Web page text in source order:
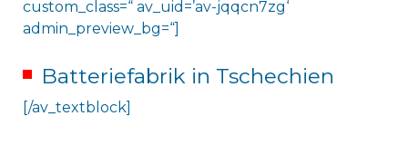
custom_class=“ av_uid=’av-jqqcn7zg‘
admin_preview_bg=“]
Batteriefabrik in Tschechien
[/av_textblock]